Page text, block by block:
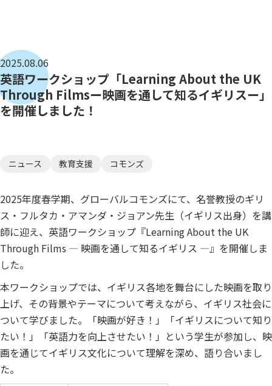
2025.08.06
英語ワークショップ「Learning About the UK
Through Filmsー映画を通して知るイギリスー」
を開催しました！
ニュース 教育支援 コモンズ
2025年度春学期、グローバルコモンズにて、名誉教授のギリ
ス・フルタカ・アマンダ・ジョアン先生（イギリス出身）を講
師に迎え、英語ワークショップ『Learning About the UK
Through Films ― 映画を通して知るイギリス ―』を開催しま
した。
本ワークショップでは、イギリス各地を舞台にした映画を取り
上げ、その背景やテーマについて考えながら、イギリス社会に
ついて学びました。「映画が好き！」「イギリスについて知り
たい！」「英語力を向上させたい！」という学生が参加し、映
画を通じてイギリス文化について理解を深め、語り合いまし
た。